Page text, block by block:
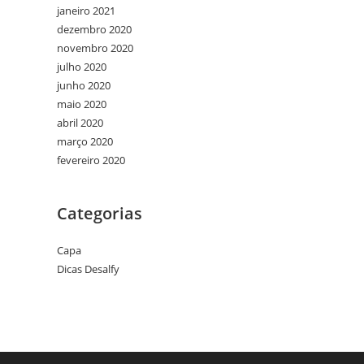
janeiro 2021
dezembro 2020
novembro 2020
julho 2020
junho 2020
maio 2020
abril 2020
março 2020
fevereiro 2020
Categorias
Capa
Dicas Desalfy